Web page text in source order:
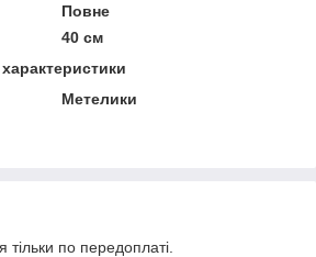
Повне
40 см
Метелики
тільки по передоплаті.